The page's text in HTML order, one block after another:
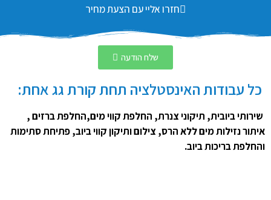
חזרו אליי עם הצעת מחיר
שלח הודעה
כל עבודות האינסטלציה תחת קורת גג אחת:
שירותי ביובית, תיקוני צנרת, החלפת קווי מים,החלפת ברזים ,
איתור נזילות מים ללא הרס, צילום ותיקון קווי ביוב, פתיחת סתימות
והחלפת בריכות ביוב.